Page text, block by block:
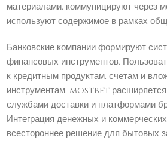
материалами, коммуницируют через
используют содержимое в рамках
Банковские компании формируют
финансовых инструментов.
к кредитным продуктам, счетам и
инструментам. mostbet расширяется
службами доставки и платформами
Интеграция денежных и
всестороннее решение для бытовых